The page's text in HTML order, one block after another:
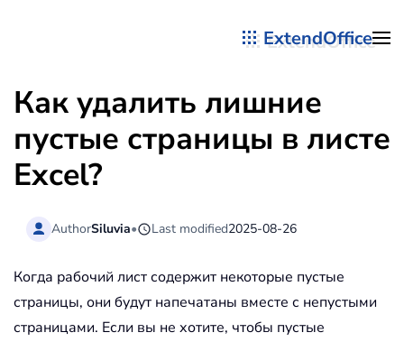
ExtendOffice
Как удалить лишние
пустые страницы в листе
Excel?
AuthorSiluvia• Last modified2025-08-26
Когда рабочий лист содержит некоторые пустые
страницы, они будут напечатаны вместе с непустыми
страницами. Если вы не хотите, чтобы пустые